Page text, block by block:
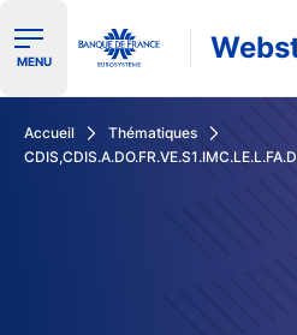
Ouvrir le menu de navigation
MENU
Accueil
Thématiques